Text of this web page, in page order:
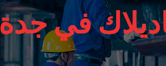
في جدة